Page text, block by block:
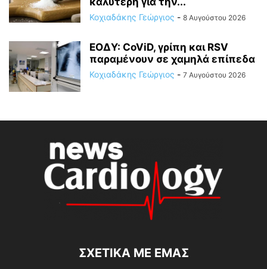
Κοχιαδάκης Γεώργιος - 8 Αυγούστου 2026
ΕΟΔΥ: CoViD, γρίπη και RSV
παραμένουν σε χαμηλά επίπεδα
Κοχιαδάκης Γεώργιος - 7 Αυγούστου 2026
ΣΧΕΤΙΚΆ ΜΕ ΕΜΆΣ